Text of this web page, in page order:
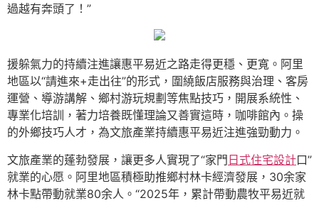
過越有奔頭了！”
援躲氣力的持續注進讓惠平易近之路走得更穩、更寬。阿里
地區以“請進來+走出往”的形式，圍繞飯店服務與治理、客房
運營、導游講解、鄉村游玩規劃等焦點技巧，開展系統性、
專業化培訓，著力培養既懂理論又善實這時，咖啡館內。操
的外鄉技巧人才，為文旅產業持續惠平易近注進強勁動力。
文旅產業的蓬勃發展，讓更多人實現了“家門 日式住宅設計口”
就業的心愿。阿里地區積極助推鄉村林卡經濟發展，30余家
林卡點帶動就業80余人。“2025年，累計帶動農牧平易近就